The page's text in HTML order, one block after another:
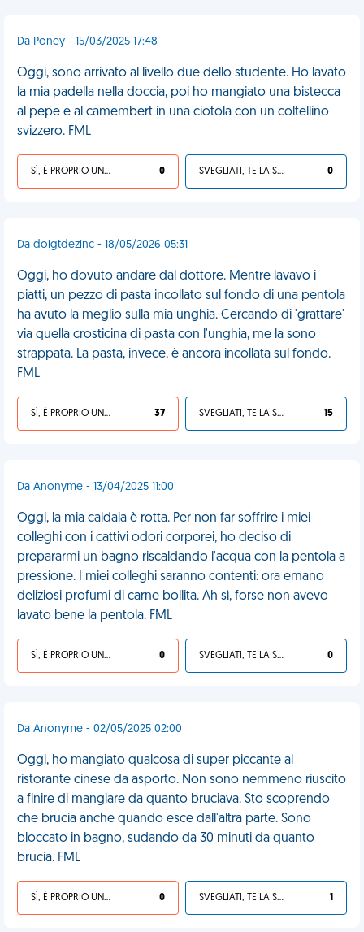
Da Poney - 15/03/2025 17:48
Oggi, sono arrivato al livello due dello studente. Ho lavato
la mia padella nella doccia, poi ho mangiato una bistecca
al pepe e al camembert in una ciotola con un coltellino
svizzero. FML
SÌ, È PROPRIO UNA VDM! 0 SVEGLIATI, TE LA SEI CERCATA! 0
Da doigtdezinc - 18/05/2026 05:31
Oggi, ho dovuto andare dal dottore. Mentre lavavo i
piatti, un pezzo di pasta incollato sul fondo di una pentola
ha avuto la meglio sulla mia unghia. Cercando di 'grattare'
via quella crosticina di pasta con l'unghia, me la sono
strappata. La pasta, invece, è ancora incollata sul fondo.
FML
SÌ, È PROPRIO UNA VDM! 37 SVEGLIATI, TE LA SEI CERCATA! 15
Da Anonyme - 13/04/2025 11:00
Oggi, la mia caldaia è rotta. Per non far soffrire i miei
colleghi con i cattivi odori corporei, ho deciso di
prepararmi un bagno riscaldando l'acqua con la pentola a
pressione. I miei colleghi saranno contenti: ora emano
deliziosi profumi di carne bollita. Ah sì, forse non avevo
lavato bene la pentola. FML
SÌ, È PROPRIO UNA VDM! 0 SVEGLIATI, TE LA SEI CERCATA! 0
Da Anonyme - 02/05/2025 02:00
Oggi, ho mangiato qualcosa di super piccante al
ristorante cinese da asporto. Non sono nemmeno riuscito
a finire di mangiare da quanto bruciava. Sto scoprendo
che brucia anche quando esce dall'altra parte. Sono
bloccato in bagno, sudando da 30 minuti da quanto
brucia. FML
SÌ, È PROPRIO UNA VDM! 0 SVEGLIATI, TE LA SEI CERCATA! 1